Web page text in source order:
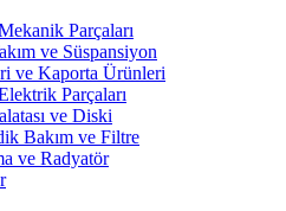
Parçaları
ve Süspansiyon
ve Kaporta Ürünleri
Parçaları
ve Diski
Bakım ve Filtre
ve Radyatör